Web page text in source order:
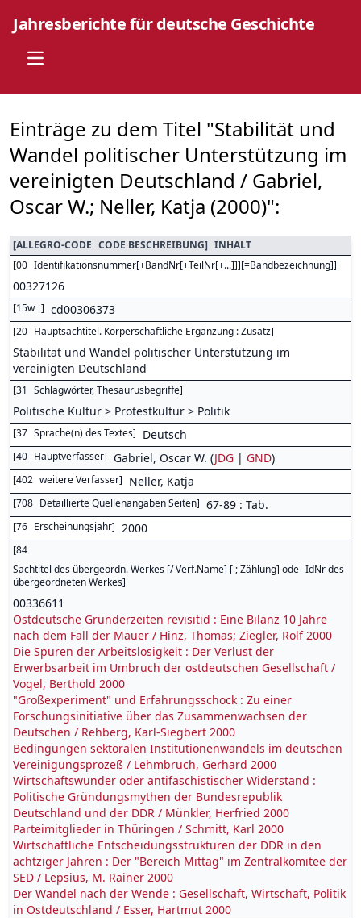
Jahresberichte für deutsche Geschichte
Open main menu
Einträge zu dem Titel "Stabilität und
Wandel politischer Unterstützung im
vereinigten Deutschland / Gabriel,
Oscar W.; Neller, Katja (2000)":
[ALLEGRO-CODE CODE BESCHREIBUNG] INHALT
[00 Identifikationsnummer[+BandNr[+TeilNr[+...]]][=Bandbezeichnung]]
00327126
[15w ] cd00306373
[20 Hauptsachtitel. Körperschaftliche Ergänzung : Zusatz]
Stabilität und Wandel politischer Unterstützung im
vereinigten Deutschland
[31 Schlagwörter, Thesaurusbegriffe]
Politische Kultur > Protestkultur > Politik
[37 Sprache(n) des Textes] Deutsch
[40 Hauptverfasser] Gabriel, Oscar W. (JDG | GND)
[402 weitere Verfasser] Neller, Katja
[708 Detaillierte Quellenangaben Seiten] 67-89 : Tab.
[76 Erscheinungsjahr] 2000
[84
Sachtitel des übergeordn. Werkes [/ Verf.Name] [ ; Zählung] ode _IdNr des
übergeordneten Werkes]
00336611
Ostdeutsche Gründerzeiten revisitid : Eine Bilanz 10 Jahre
nach dem Fall der Mauer / Hinz, Thomas; Ziegler, Rolf 2000
Die Spuren der Arbeitslosigkeit : Der Verlust der
Erwerbsarbeit im Umbruch der ostdeutschen Gesellschaft /
Vogel, Berthold 2000
"Großexperiment" und Erfahrungsschock : Zu einer
Forschungsinitiative über das Zusammenwachsen der
Deutschen / Rehberg, Karl-Siegbert 2000
Bedingungen sektoralen Institutionenwandels im deutschen
Vereinigungsprozeß / Lehmbruch, Gerhard 2000
Wirtschaftswunder oder antifaschistischer Widerstand :
Politische Gründungsmythen der Bundesrepublik
Deutschland und der DDR / Münkler, Herfried 2000
Parteimitglieder in Thüringen / Schmitt, Karl 2000
Wirtschaftliche Entscheidungsstrukturen der DDR in den
achtziger Jahren : Der "Bereich Mittag" im Zentralkomitee der
SED / Lepsius, M. Rainer 2000
Der Wandel nach der Wende : Gesellschaft, Wirtschaft, Politik
in Ostdeutschland / Esser, Hartmut 2000